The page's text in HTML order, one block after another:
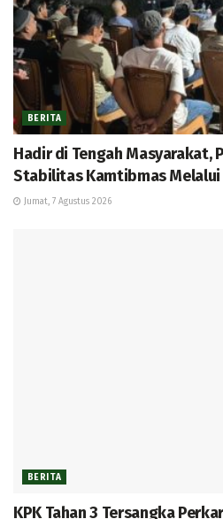
BERITA
Hadir di Tengah Masyarakat,
Stabilitas Kamtibmas Melalui
Jumat, 7 Agustus 2026
BERITA
KPK Tahan 3 Tersangka